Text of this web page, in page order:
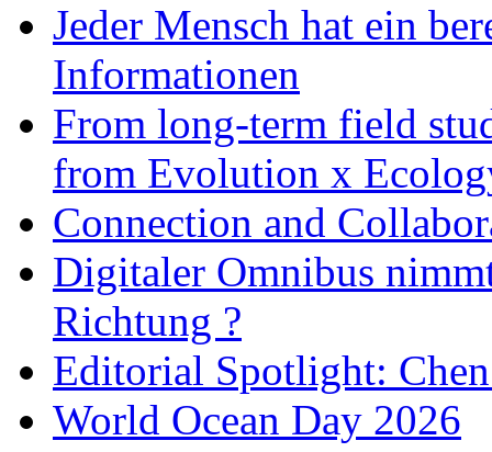
Jeder Mensch hat ein
Informationen
From long-term field
from Evolution x
Connection and
Digitaler Omnibus
Richtung ?
Editorial Spotlight:
World Ocean Day 2026